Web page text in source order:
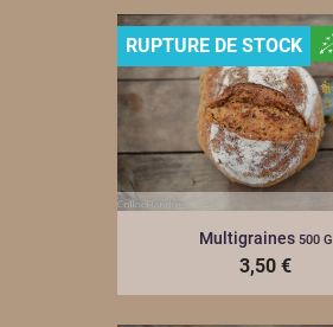
Multigraines 500 G
3,50 €
RUPTURE DE STOCK